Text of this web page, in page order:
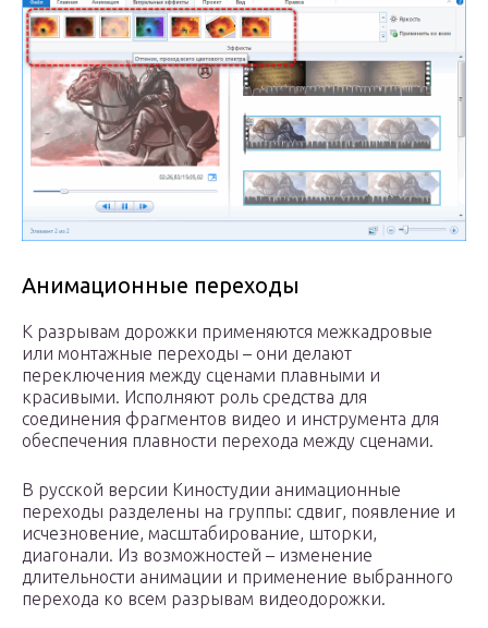
Анимационные переходы
К разрывам дорожки применяются межкадровые
или монтажные переходы – они делают
переключения между сценами плавными и
красивыми. Исполняют роль средства для
соединения фрагментов видео и инструмента для
обеспечения плавности перехода между сценами.
В русской версии Киностудии анимационные
переходы разделены на группы: сдвиг, появление и
исчезновение, масштабирование, шторки,
диагонали. Из возможностей – изменение
длительности анимации и применение выбранного
перехода ко всем разрывам видеодорожки.